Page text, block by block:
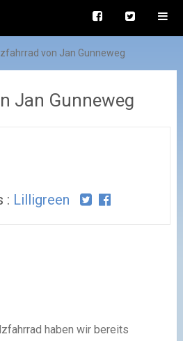
von Jan Gunneweg
Jan Gunneweg
: Lilligreen
haben wir bereits